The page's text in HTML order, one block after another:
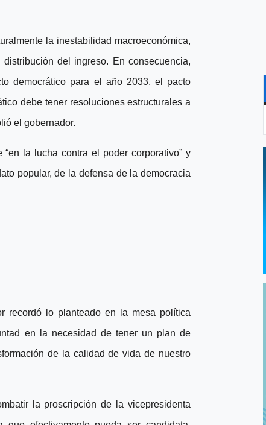
la inestabilidad macroeconómica,
del ingreso. En consecuencia,
democrático para el año 2033, el pacto
debe tener resoluciones estructurales a
el gobernador.
la lucha contra el poder corporativo” y
popular, de la defensa de la democracia
recordó lo planteado en la mesa política
en la necesidad de tener un plan de
de la calidad de vida de nuestro
la proscripción de la vicepresidenta